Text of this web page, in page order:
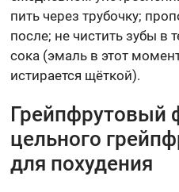
пить через трубочку;
после; не чистить зубы в
сока (эмаль в этот
истирается щёткой).
Грейпфрутовый
цельного
для похудения